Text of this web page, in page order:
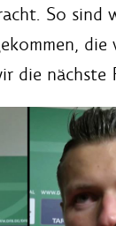
So sind
die nächste